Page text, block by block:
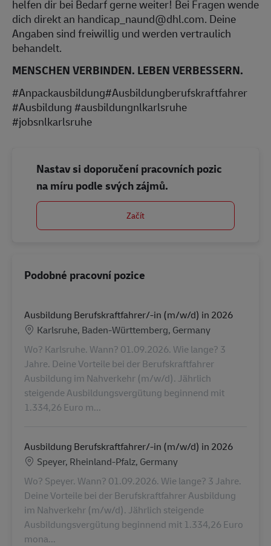
helfen dir bei Bedarf gerne weiter! Bei Fragen wende
dich direkt an handicap_naund@dhl.com. Deine
Angaben sind freiwillig und werden vertraulich
behandelt.
MENSCHEN VERBINDEN. LEBEN VERBESSERN.
#Anpackausbildung#Ausbildungberufskraftfahrer
#Ausbildung #ausbildungnlkarlsruhe
#jobsnlkarlsruhe
Nastav si doporučení pracovních pozic
na míru podle svých zájmů.
Začít
Podobné pracovní pozice
Ausbildung Berufskraftfahrer/-in (m/w/d) in 2026
Location
Karlsruhe, Baden-Württemberg, Germany
Wo? Karlsruhe. Wann? 01.09.2026. Wie lange? 3
Jahre. Deine Vorteile bei der Berufskraftfahrer
Ausbildung im Nahverkehr (m/w/d). Jährlich
steigende Ausbildungsvergütung beginnend mit
1.334,26 Euro m...
Ausbildung Berufskraftfahrer/-in (m/w/d) in 2026
Location
Speyer, Rheinland-Pfalz, Germany
Wo? Speyer. Wann? 01.09.2026. Wie lange? 3 Jahre.
Deine Vorteile bei der Berufskraftfahrer Ausbildung
im Nahverkehr (m/w/d). Jährlich steigende
Ausbildungsvergütung beginnend mit 1.334,26 Euro
mona...